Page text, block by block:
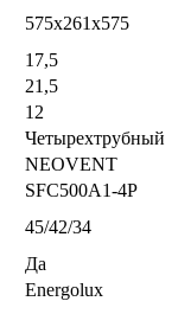
575х261х575
17,5
21,5
12
Четырехтрубный
NEOVENT
SFC500A1-4P
45/42/34
Да
Energolux